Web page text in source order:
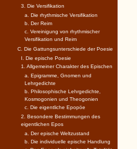
3. Die Versifikation
a. Die rhythmische Versifikation
b. Der Reim
c. Vereinigung von rhythmischer
Versifikation und Reim
C. Die Gattungsunterschiede der Poesie
I. Die epische Poesie
1. Allgemeiner Charakter des Epischen
a. Epigramme, Gnomen und
Lehrgedichte
b. Philosophische Lehrgedichte,
Kosmogonien und Theogonien
c. Die eigentliche Epopöe
2. Besondere Bestimmungen des
eigentlichen Epos
a. Der epische Weltzustand
b. Die individuelle epische Handlung